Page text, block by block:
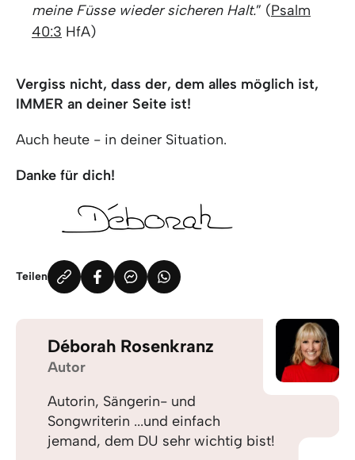
meine Füsse wieder sicheren Halt.” (Psalm
40:3 HfA)
Vergiss nicht, dass der, dem alles möglich ist,
IMMER an deiner Seite ist!
Auch heute - in deiner Situation.
Danke für dich!
Teilen
Déborah Rosenkranz
Autor
Autorin, Sängerin- und
Songwriterin ...und einfach
jemand, dem DU sehr wichtig bist!